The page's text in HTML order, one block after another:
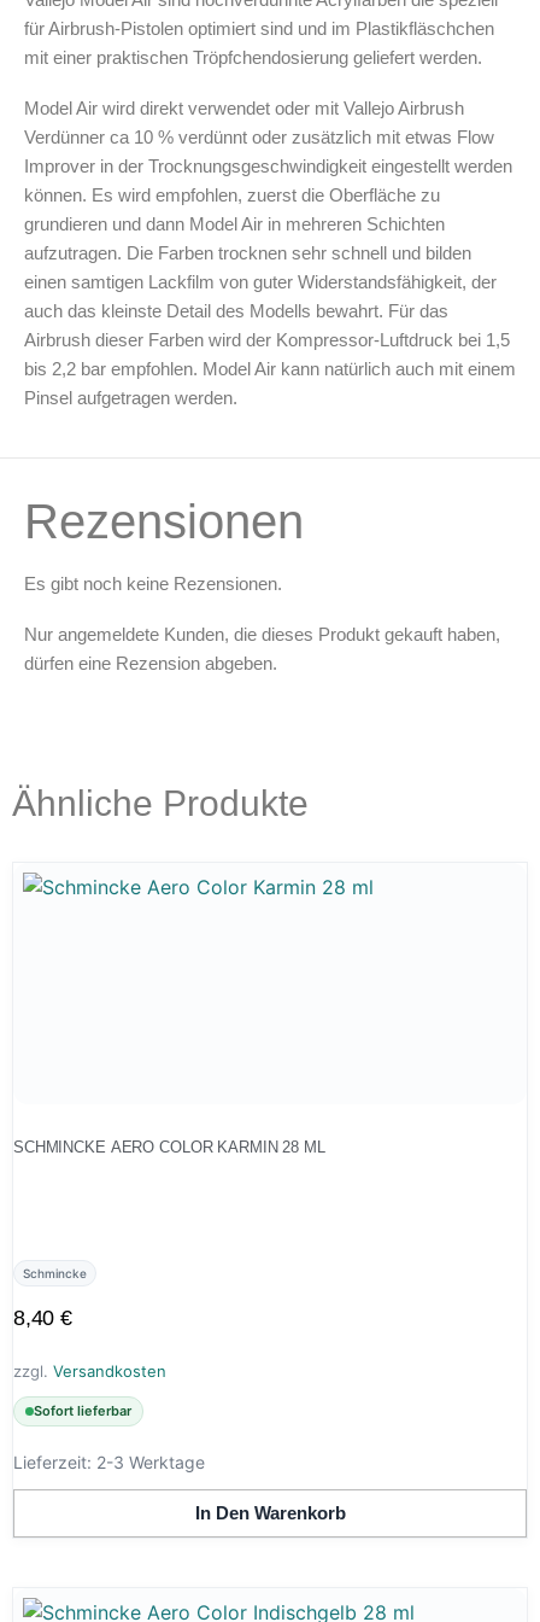
Arbeitsplatz & Zubehör
Leerbehälter & Mischzubehör
Gutscheine
X
für Airbrush-Pistolen optimiert sind und im Plastikfläschchen
mit einer praktischen Tröpfchendosierung geliefert werden.
Model Air wird direkt verwendet oder mit Vallejo Airbrush
Verdünner ca 10 % verdünnt oder zusätzlich mit etwas Flow
Improver in der Trocknungsgeschwindigkeit eingestellt werden
können. Es wird empfohlen, zuerst die Oberfläche zu
grundieren und dann Model Air in mehreren Schichten
aufzutragen. Die Farben trocknen sehr schnell und bilden
einen samtigen Lackfilm von guter Widerstandsfähigkeit, der
auch das kleinste Detail des Modells bewahrt. Für das
Airbrush dieser Farben wird der Kompressor-Luftdruck bei 1,5
bis 2,2 bar empfohlen. Model Air kann natürlich auch mit einem
Pinsel aufgetragen werden.
Rezensionen
Es gibt noch keine Rezensionen.
Nur angemeldete Kunden, die dieses Produkt gekauft haben,
dürfen eine Rezension abgeben.
Ähnliche Produkte
SCHMINCKE AERO COLOR KARMIN 28 ML
Schmincke
8,40€
zzgl. Versandkosten
Sofort lieferbar
Lieferzeit: 2-3 Werktage
In Den Warenkorb